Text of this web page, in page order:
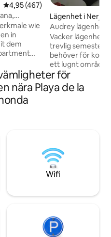
4,95 av 5 i genomsnittligt
4,95 (467)
wie
in
dem
sich
(inkl.
ist
oder
um
in
Sie das
den Blick
Lägenhet i Nerja
Audrey lägenhet
Vacker lägenhet
trevlig semester,
behöver för
ett lugnt område,
från Europas
bredvid
Trevlig lägenhet
Balcon de
stränderna.
för
nära Playa de la
Wifi